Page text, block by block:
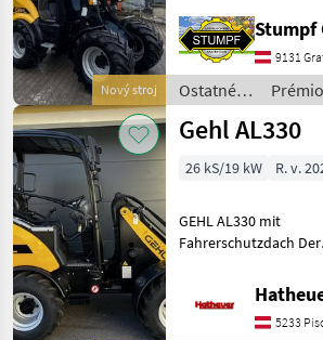
všetkých
MODEL
AL330
AL540
MARKETPLACE
Marketplace
Ponuky
predajcov
Drobné
inzeráty
Nový stroj
herausragende
und seine
Angetrieben von
effizienten Diesel
9131
Ostatné
poľnohospodárske
silové
Gehl
Gehl AL330
26 kS/19 kW R. v.
GEHL AL330 mit
Fahrerschutzdach Der
und bietet viel
kleinem Raum. Durch
kompakte Größe und
5233